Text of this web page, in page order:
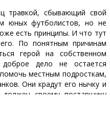
травкой, сбывающий свой
юных футболистов, но не
есть принципы. И что тут
По понятным причинам
герой на собственном
дело не остается
местным подросткам,
Они крадут его нычку и
своему поставщику